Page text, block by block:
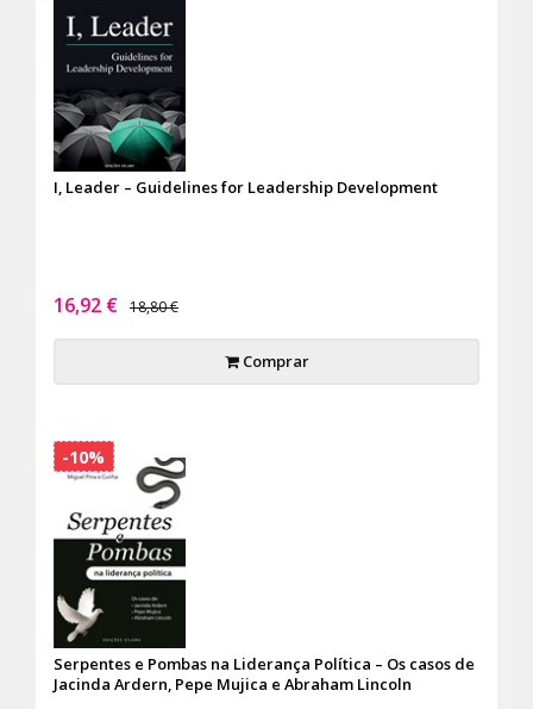
I, Leader – Guidelines for Leadership Development
16,92 € 18,80 €
Comprar
Serpentes e Pombas na Liderança Política – Os casos de
Jacinda Ardern, Pepe Mujica e Abraham Lincoln
-10%